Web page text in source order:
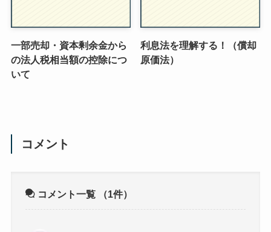
一部売却・資本剰余金から
の法人税相当額の控除につ
いて
利息法を理解する！（償却
原価法）
コメント
コメント一覧 （1件）